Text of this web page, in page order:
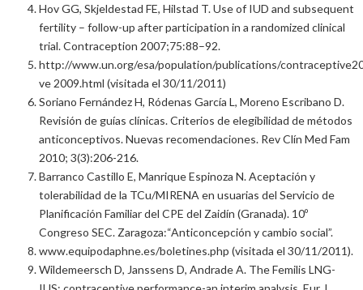
Hov GG, Skjeldestad FE, Hilstad T. Use of IUD and subsequent
fertility – follow-up after participation in a randomized clinical
trial. Contraception 2007;75:88–92.
http://www.un.org/esa/population/publications/
ve 2009.html (visitada el 30/11/2011)
Soriano Fernández H, Ródenas García L, Moreno Escribano D.
Revisión de guías clínicas. Criterios de elegibilidad de métodos
anticonceptivos. Nuevas recomendaciones. Rev Clín Med Fam
2010; 3(3):206-216.
Barranco Castillo E, Manrique Espinoza N. Aceptación y
tolerabilidad de la TCu/MIRENA en usuarias del Servicio de
Planificación Familiar del CPE del Zaidín (Granada). 10º
Congreso SEC. Zaragoza:“Anticoncepción y cambio social”.
www.equipodaphne.es/boletines.php (visitada el 30/11/2011).
Wildemeersch D, Janssens D, Andrade A. The Femilis LNG-